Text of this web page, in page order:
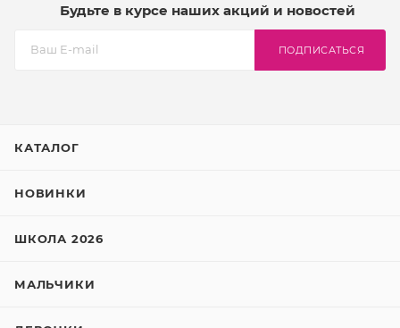
Будьте в курсе наших акций и новостей
ПОДПИСАТЬСЯ
КАТАЛОГ
НОВИНКИ
ШКОЛА 2026
МАЛЬЧИКИ